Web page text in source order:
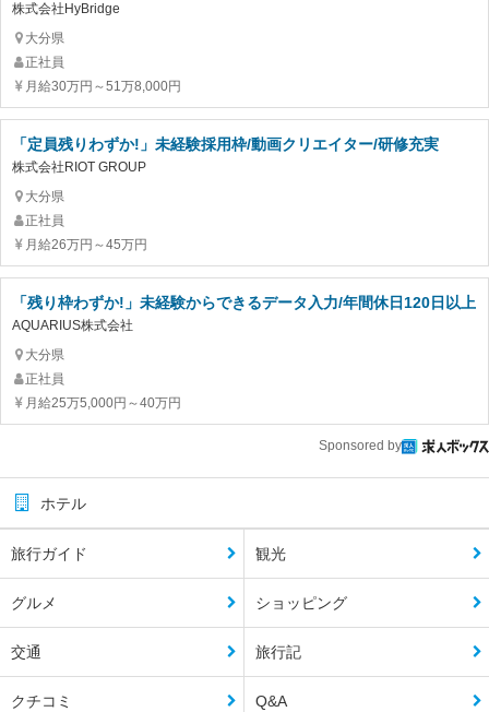
株式会社HyBridge
大分県
正社員
月給30万円～51万8,000円
「定員残りわずか!」未経験採用枠/動画クリエイター/研修充実
株式会社RIOT GROUP
大分県
正社員
月給26万円～45万円
「残り枠わずか!」未経験からできるデータ入力/年間休日120日以上
AQUARIUS株式会社
大分県
正社員
月給25万5,000円～40万円
Sponsored by
ホテル
旅行ガイド 観光
グルメ ショッピング
交通 旅行記
クチコミ Q&A